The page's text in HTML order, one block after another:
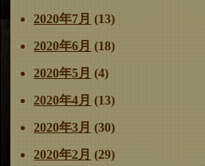
2020年7月 (13)
2020年6月 (18)
2020年5月 (4)
2020年4月 (13)
2020年3月 (30)
2020年2月 (29)